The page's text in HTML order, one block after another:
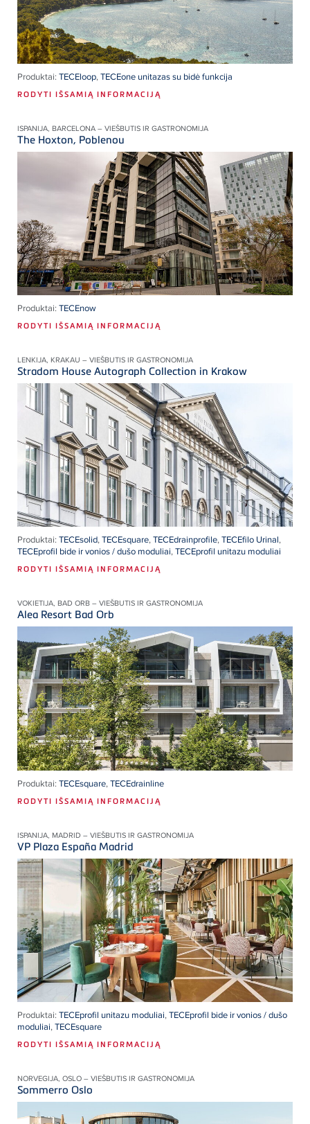
Produktai: TECEloop,TECEone unitazas su bidė funkcija
RODYTI IŠSAMIĄ INFORMACIJĄ
ISPANIJA, BARCELONA – VIEŠBUTIS IR GASTRONOMIJA
The Hoxton, Poblenou
Produktai: TECEnow
RODYTI IŠSAMIĄ INFORMACIJĄ
LENKIJA, KRAKAU – VIEŠBUTIS IR GASTRONOMIJA
Stradom House Autograph Collection in Krakow
Produktai: TECEsolid,TECEsquare,TECEdrainprofile,TECEfilo Urinal,
TECEprofil bide ir vonios / dušo moduliai,TECEprofil unitazu moduliai
RODYTI IŠSAMIĄ INFORMACIJĄ
VOKIETIJA, BAD ORB – VIEŠBUTIS IR GASTRONOMIJA
Alea Resort Bad Orb
Produktai: TECEsquare,TECEdrainline
RODYTI IŠSAMIĄ INFORMACIJĄ
ISPANIJA, MADRID – VIEŠBUTIS IR GASTRONOMIJA
VP Plaza España Madrid
Produktai: TECEprofil unitazu moduliai,TECEprofil bide ir vonios / dušo
moduliai,TECEsquare
RODYTI IŠSAMIĄ INFORMACIJĄ
NORVEGIJA, OSLO – VIEŠBUTIS IR GASTRONOMIJA
Sommerro Oslo